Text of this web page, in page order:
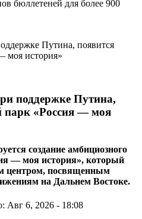
бюллетеней для более 900
поддержке Путина,
парк «Россия — моя
создание амбициозного
— моя история», который
центром, посвященным
на Дальнем Востоке.
Авг 6, 2026 - 18:08